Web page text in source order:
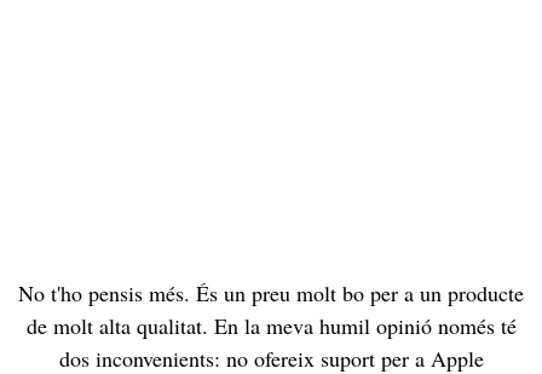
No t'ho pensis més. És un preu molt bo per a un producte
de molt alta qualitat. En la meva humil opinió només té
dos inconvenients: no ofereix suport per a Apple